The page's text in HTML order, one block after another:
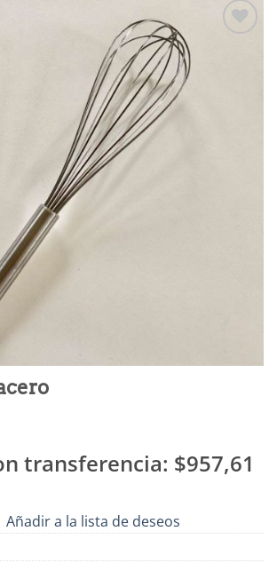
transferencia: $957,61
Añadir a la lista de deseos